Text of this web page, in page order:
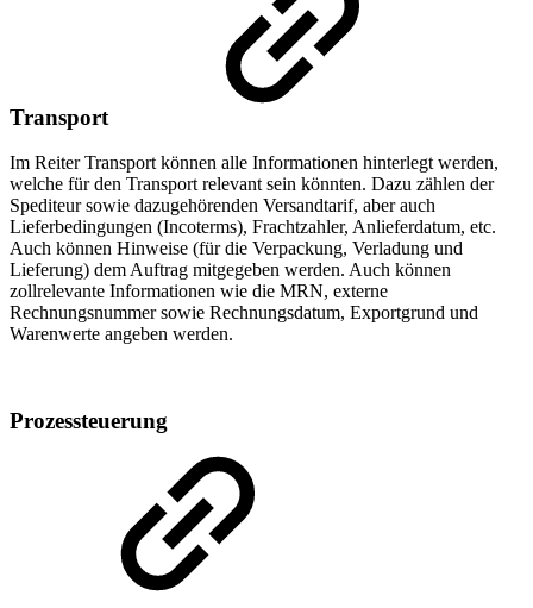
Transport
Im Reiter Transport können alle Informationen hinterlegt werden,
welche für den Transport relevant sein könnten. Dazu zählen der
Spediteur sowie dazugehörenden Versandtarif, aber auch
Lieferbedingungen (Incoterms), Frachtzahler, Anlieferdatum, etc.
Auch können Hinweise (für die Verpackung, Verladung und
Lieferung) dem Auftrag mitgegeben werden. Auch können
zollrelevante Informationen wie die MRN, externe
Rechnungsnummer sowie Rechnungsdatum, Exportgrund und
Warenwerte angeben werden.
Prozessteuerung